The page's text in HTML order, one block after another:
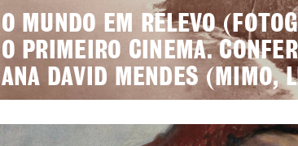
O MUNDO EM RELEVO
O PRIMEIRO CINEMA.
ANA DAVID MENDES (MIMO,